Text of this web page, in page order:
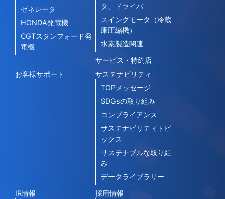
ゼネレータ
HONDA発電機
CGTスタンフォード発
電機
タ、ドライバ
スイングモータ（冷蔵
庫圧縮機）
水素製造関連
サービス・特約店
お客様サポート
サステナビリティ
TOPメッセージ
SDGsの取り組み
コンプライアンス
サステナビリティトピ
ックス
サステナブルな取り組
み
データライブラリー
IR情報
採用情報